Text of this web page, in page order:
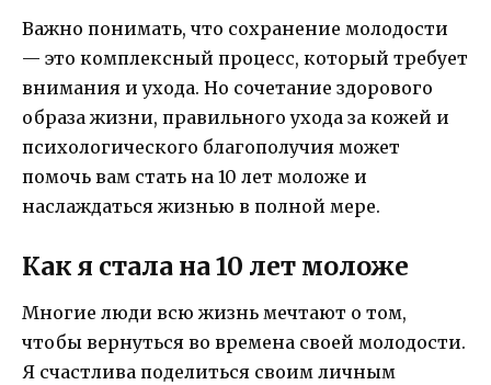
Важно понимать, что сохранение молодости
— это комплексный процесс, который требует
внимания и ухода. Но сочетание здорового
образа жизни, правильного ухода за кожей и
психологического благополучия может
помочь вам стать на 10 лет моложе и
наслаждаться жизнью в полной мере.
Как я стала на 10 лет моложе
Многие люди всю жизнь мечтают о том,
чтобы вернуться во времена своей молодости.
Я счастлива поделиться своим личным